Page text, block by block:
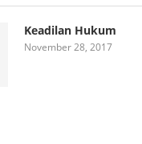
Keadilan Hukum
November 28, 2017